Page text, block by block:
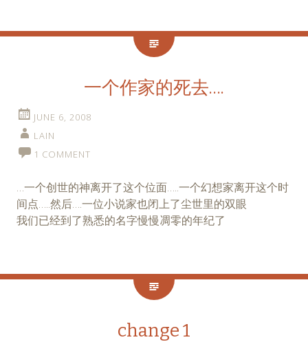
一个作家的死去….
JUNE 6, 2008
LAIN
1 COMMENT
…一个创世的神离开了这个位面…..一个幻想家离开这个时
间点…..然后….一位小说家也闭上了尘世里的双眼
我们已经到了熟悉的名字慢慢凋零的年纪了
change 1